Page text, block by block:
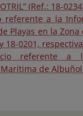
(Ref.: 18-
referente a la
Playas en la
18-0201,
referente
de